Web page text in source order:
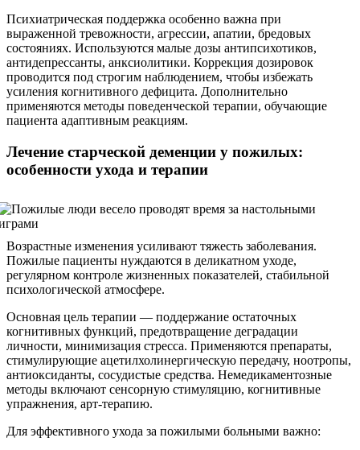
Психиатрическая поддержка особенно важна при
выраженной тревожности, агрессии, апатии, бредовых
состояниях. Используются малые дозы антипсихотиков,
антидепрессанты, анксиолитики. Коррекция дозировок
проводится под строгим наблюдением, чтобы избежать
усиления когнитивного дефицита. Дополнительно
применяются методы поведенческой терапии, обучающие
пациента адаптивным реакциям.
Лечение старческой деменции у пожилых:
особенности ухода и терапии
Возрастные изменения усиливают тяжесть заболевания.
Пожилые пациенты нуждаются в деликатном уходе,
регулярном контроле жизненных показателей, стабильной
психологической атмосфере.
Основная цель терапии — поддержание остаточных
когнитивных функций, предотвращение деградации
личности, минимизация стресса. Применяются препараты,
стимулирующие ацетилхолинергическую передачу, ноотропы,
антиоксиданты, сосудистые средства. Немедикаментозные
методы включают сенсорную стимуляцию, когнитивные
упражнения, арт-терапию.
Для эффективного ухода за пожилыми больными важно: